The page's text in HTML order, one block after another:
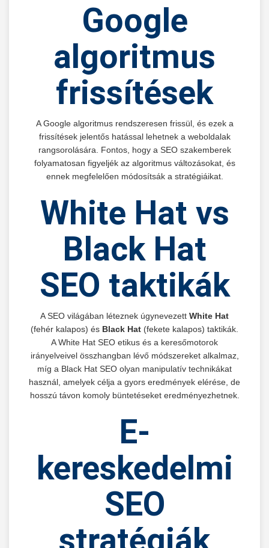
Google
algoritmus
frissítések
A Google algoritmus rendszeresen frissül, és ezek a
frissítések jelentős hatással lehetnek a weboldalak
rangsorolására. Fontos, hogy a SEO szakemberek
folyamatosan figyeljék az algoritmus változásokat, és
ennek megfelelően módosítsák a stratégiáikat.
White Hat vs
Black Hat
SEO taktikák
A SEO világában léteznek úgynevezett White Hat
(fehér kalapos) és Black Hat (fekete kalapos) taktikák.
A White Hat SEO etikus és a keresőmotorok
irányelveivel összhangban lévő módszereket alkalmaz,
míg a Black Hat SEO olyan manipulatív technikákat
használ, amelyek célja a gyors eredmények elérése, de
hosszú távon komoly büntetéseket eredményezhetnek.
E-
kereskedelmi
SEO
stratégiák